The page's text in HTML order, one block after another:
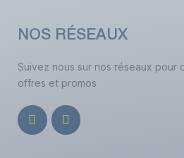
NOS RÉSEAUX
Suivez nous sur nos réseaux pour
offres et promos